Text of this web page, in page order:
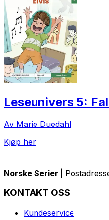
Leseunivers 5:
Av Marie Duedahl
Kjøp her
Norske Serier |
KONTAKT OSS
Kundeservice